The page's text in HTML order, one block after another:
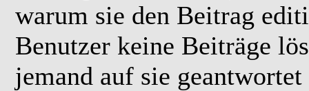
warum sie den Beitrag
Benutzer keine Beiträge
jemand auf sie geantwortet